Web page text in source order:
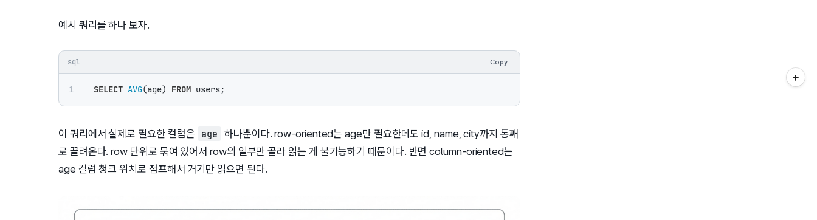
예시 쿼리를 하나 보자.
sql Copy
1 SELECT AVG(age) FROM users;
이 쿼리에서 실제로 필요한 컬럼은 age
하나뿐이다. row-oriented는 age만 필요한데도 id, name, city까지 통째
로 끌려온다. row 단위로 묶여 있어서 row의 일부만 골라 읽는 게 불가능하기 때문이다. 반면 column-oriented는
age 컬럼 청크 위치로 점프해서 거기만 읽으면 된다.